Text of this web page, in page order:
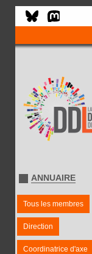
ANNUAIRE
Tous les membres
Direction
Coordinatrice d'axe